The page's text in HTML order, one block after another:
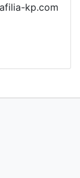
kp.com